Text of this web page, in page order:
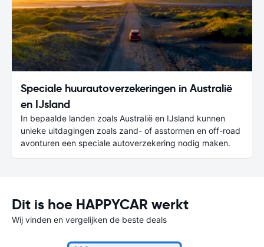
Speciale huurautoverzekeringen in Australië
en IJsland
In bepaalde landen zoals Australië en IJsland kunnen
unieke uitdagingen zoals zand- of asstormen en off-road
avonturen een speciale autoverzekering nodig maken.
Dit is hoe HAPPYCAR werkt
Wij vinden en vergelijken de beste deals